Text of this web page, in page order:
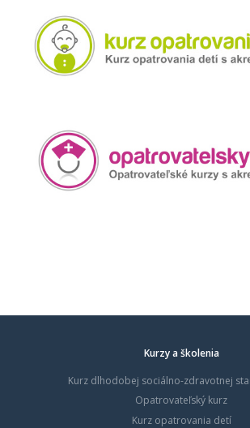
Kurzy a školenia
Kurz dlhodobej sociálno-zdravotnej
Opatrovateľský kurz
Kurz opatrovania detí